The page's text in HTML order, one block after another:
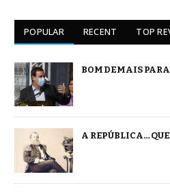
POPULAR RECENT TOP
BOM DEMAIS
A REPÚBLICA…